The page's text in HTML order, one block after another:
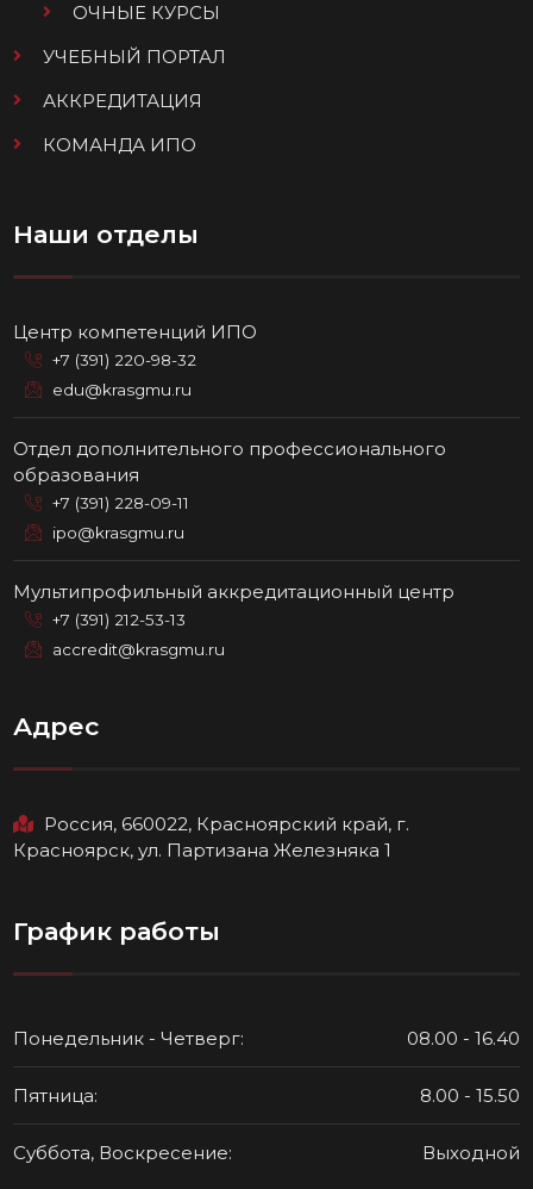
ОЧНЫЕ КУРСЫ
УЧЕБНЫЙ ПОРТАЛ
АККРЕДИТАЦИЯ
КОМАНДА ИПО
Наши отделы
Центр компетенций ИПО
+7 (391) 220-98-32
edu@krasgmu.ru
Отдел дополнительного профессионального
образования
+7 (391) 228-09-11
ipo@krasgmu.ru
Мультипрофильный аккредитационный центр
+7 (391) 212-53-13
accredit@krasgmu.ru
Адрес
Россия, 660022, Красноярский край, г.
Красноярск, ул. Партизана Железняка 1
График работы
Понедельник - Четверг: 08.00 - 16.40
Пятница: 8.00 - 15.50
Суббота, Воскресение: Выходной